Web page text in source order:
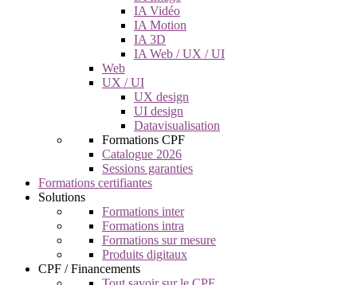
IA Vidéo
IA Motion
IA 3D
IA Web / UX / UI
Web
UX / UI
UX design
UI design
Datavisualisation
Formations CPF
Catalogue 2026
Sessions garanties
Formations certifiantes
Solutions
Formations inter
Formations intra
Formations sur mesure
Produits digitaux
CPF / Financements